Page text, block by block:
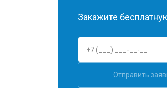
Закажите
Отправить